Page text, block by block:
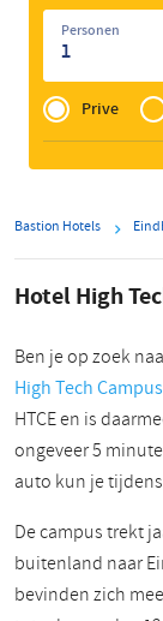
Personen
1
Privé
of
Zakelijk
Prive
Bastion Hotels
Hotel High
Ben je op zoek
High Tech
HTCE en is
ongeveer 5
auto kun je
De campus trekt
buitenland naar
bevinden zich